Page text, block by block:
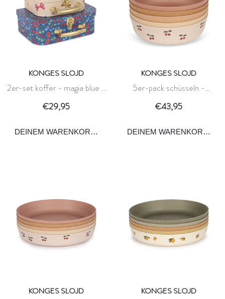
KONGES SLOJD
2er-set koffer - magia blue -
konges slojd
€29,95
DEINEM WARENKORB HINZUFÜGEN
KONGES SLOJD
5er-pack schüsseln -
kirschmischung - konges slojd
€43,95
DEINEM WARENKORB
KONGES SLOJD KONGES SLOJD